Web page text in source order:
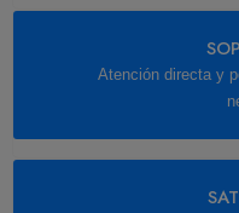
Atención directa y